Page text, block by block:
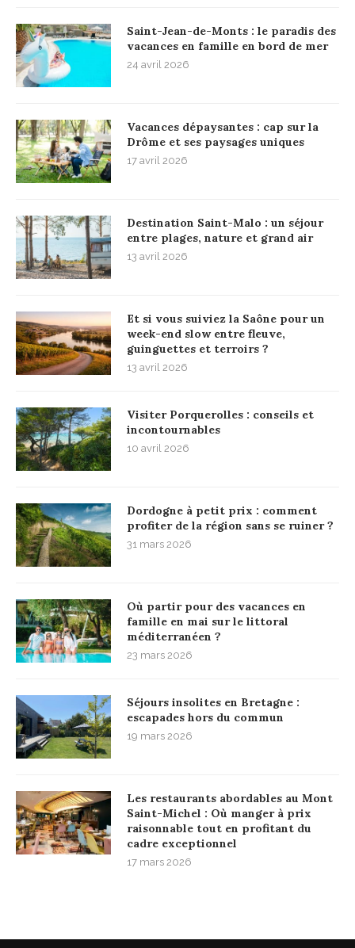
Saint-Jean-de-Monts : le paradis des
vacances en famille en bord de mer
24 avril 2026
Vacances dépaysantes : cap sur la
Drôme et ses paysages uniques
17 avril 2026
Destination Saint-Malo : un séjour
entre plages, nature et grand air
13 avril 2026
Et si vous suiviez la Saône pour un
week-end slow entre fleuve,
guinguettes et terroirs ?
13 avril 2026
Visiter Porquerolles : conseils et
incontournables
10 avril 2026
Dordogne à petit prix : comment
profiter de la région sans se ruiner ?
31 mars 2026
Où partir pour des vacances en
famille en mai sur le littoral
méditerranéen ?
23 mars 2026
Séjours insolites en Bretagne :
escapades hors du commun
19 mars 2026
Les restaurants abordables au Mont
Saint-Michel : Où manger à prix
raisonnable tout en profitant du
cadre exceptionnel
17 mars 2026